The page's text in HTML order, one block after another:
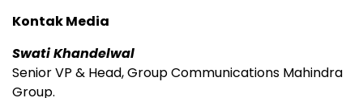
Kontak Media
Swati Khandelwal
Senior VP & Head, Group Communications Mahindra
Group.